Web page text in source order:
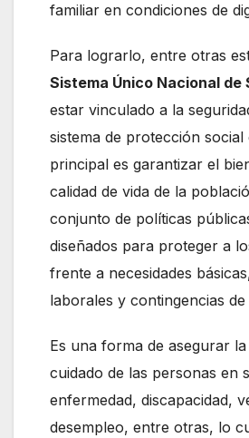
familiar en condiciones de
Para lograrlo, entre otras
Sistema Único Nacional de
estar vinculado a la
sistema de protección
principal es garantizar el
calidad de vida de la
conjunto de políticas
diseñados para proteger a
frente a necesidades
laborales y contingencias de
Es una forma de asegurar
cuidado de las personas en
enfermedad, discapacidad,
desempleo, entre otras, lo